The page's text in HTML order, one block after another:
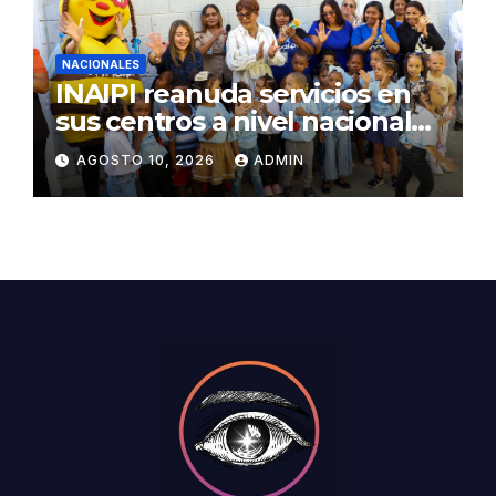
NACIONALES
INAIPI reanuda servicios en
sus centros a nivel nacional
tras período vacacional
AGOSTO 10, 2026 ADMIN